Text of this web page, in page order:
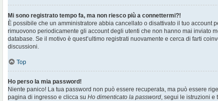
Mi sono registrato tempo fa, ma non riesco più a connettermi?!
È possibile che un amministratore abbia cancellato o disattivato il tuo account
rimuovono periodicamente gli account degli utenti che non hanno mai inviato
database. Se il motivo è quest’ultimo registrati nuovamente e cerca di farti
discussioni.
Top
Ho perso la mia password!
Niente panico! La tua password non può essere recuperata, ma può essere
pagina di ingresso e clicca su Ho dimenticato la password, segui le istruzioni e